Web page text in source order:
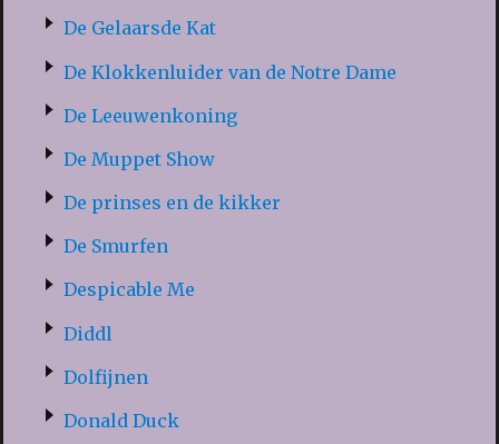
De Gelaarsde Kat
De Klokkenluider van de Notre Dame
De Leeuwenkoning
De Muppet Show
De prinses en de kikker
De Smurfen
Despicable Me
Diddl
Dolfijnen
Donald Duck